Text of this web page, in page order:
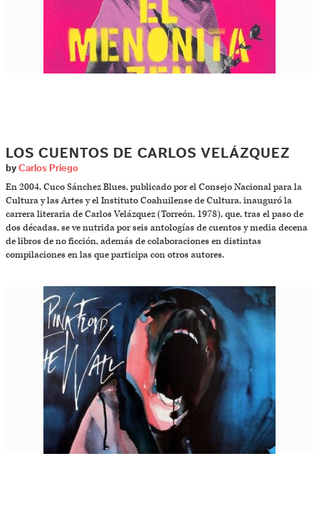
LOS CUENTOS DE CARLOS VELÁZQUEZ
by Carlos Priego
En 2004, Cuco Sánchez Blues, publicado por el Consejo Nacional para la
Cultura y las Artes y el Instituto Coahuilense de Cultura, inauguró la
carrera literaria de Carlos Velázquez (Torreón, 1978), que, tras el paso de
dos décadas, se ve nutrida por seis antologías de cuentos y media decena
de libros de no ficción, además de colaboraciones en distintas
compilaciones en las que participa con otros autores.